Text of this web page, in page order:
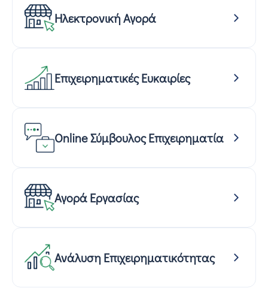
Ηλεκτρονική Αγορά
Επιχειρηματικές Ευκαιρίες
Online Σύμβουλος Επιχειρηματία
Αγορά Εργασίας
Ανάλυση Επιχειρηματικότητας